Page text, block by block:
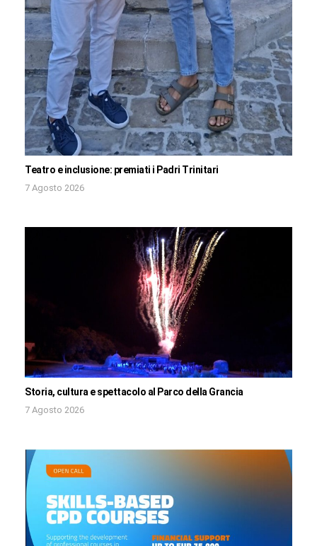
Teatro e inclusione: premiati i Padri Trinitari
7 Agosto 2026
Storia, cultura e spettacolo al Parco della Grancia
7 Agosto 2026